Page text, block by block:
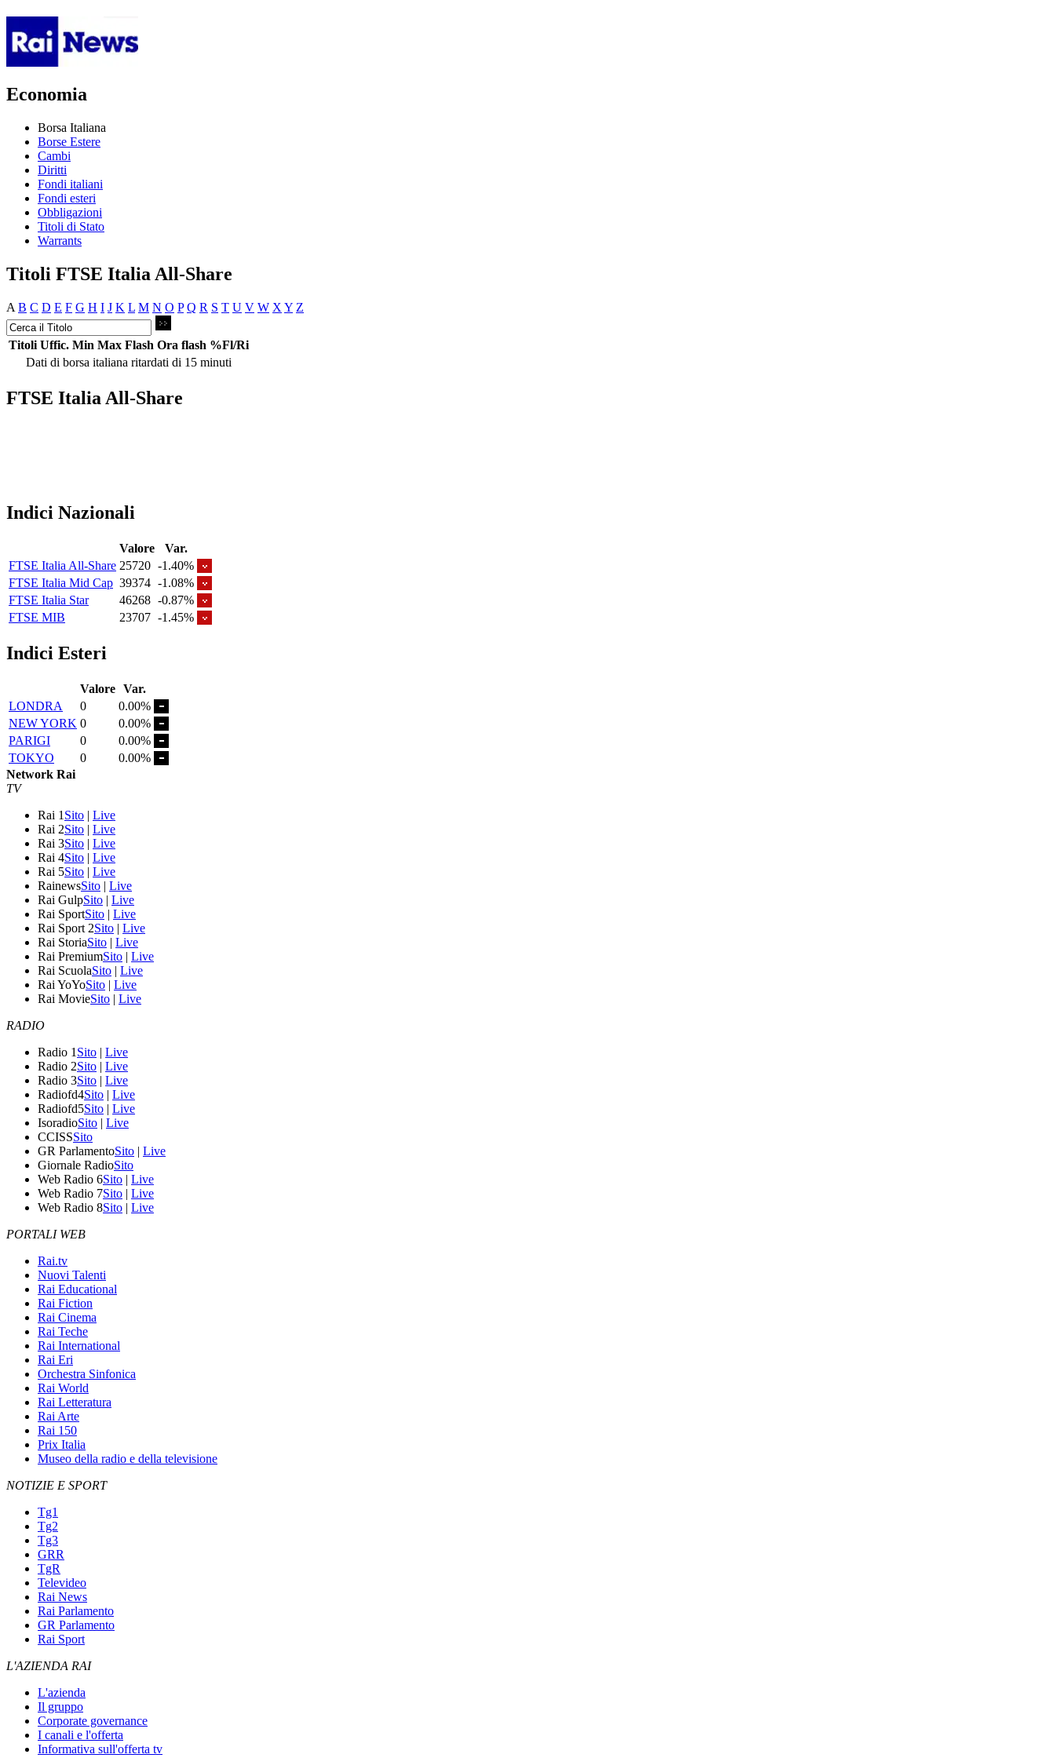
Economia
Borsa Italiana
Borse Estere
Cambi
Diritti
Fondi italiani
Fondi esteri
Obbligazioni
Titoli di Stato
Warrants
Titoli FTSE Italia All-Share
A B C D E F G H I J K L M N O P Q R S T U V W X Y Z
Titoli Uffic. Min Max Flash Ora flash %Fl/Ri
Dati di borsa italiana ritardati di 15 minuti
FTSE Italia All-Share
Indici Nazionali
Valore
Var.
FTSE Italia All-Share 25720 -1.40%
FTSE Italia Mid Cap 39374 -1.08%
FTSE Italia Star
46268 -0.87%
FTSE MIB
23707 -1.45%
Indici Esteri
Valore Var.
LONDRA
0
0.00%
NEW YORK 0
0.00%
PARIGI
0
0.00%
TOKYO
0
0.00%
Network Rai
TV
Rai 1 Sito | Live
Rai 2Sito | Live
Rai 3Sito | Live
Rai 4Sito | Live
Rai 5Sito | Live
RainewsSito | Live
Rai GulpSito | Live
Rai SportSito | Live
Rai Sport 2Sito | Live
Rai StoriaSito | Live
Rai PremiumSito | Live
Rai ScuolaSito | Live
Rai YoYoSito | Live
Rai MovieSito | Live
RADIO
Radio 1 Sito | Live
Radio 2Sito | Live
Radio 3Sito | Live
Radiofd4Sito | Live
Radiofd5Sito | Live
IsoradioSito | Live
CCISSSito
GR ParlamentoSito | Live
Giornale RadioSito
Web Radio 6Sito | Live
Web Radio 7Sito | Live
Web Radio 8Sito | Live
PORTALI WEB
Rai.tv
Nuovi Talenti
Rai Educational
Rai Fiction
Rai Cinema
Rai Teche
Rai International
Rai Eri
Orchestra Sinfonica
Rai World
Rai Letteratura
Rai Arte
Rai 150
Prix Italia
Museo della radio e della televisione
NOTIZIE E SPORT
Tg1
Tg2
Tg3
GRR
TgR
Televideo
Rai News
Rai Parlamento
GR Parlamento
Rai Sport
L'AZIENDA RAI
L'azienda
Il gruppo
Corporate governance
I canali e l'offerta
Informativa sull'offerta tv